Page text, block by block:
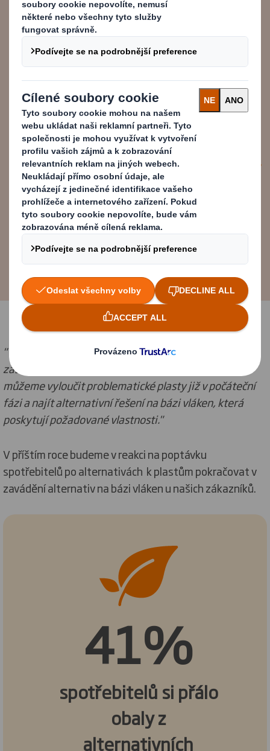
problematických plastů ze svých
výrobků. Pomocí našich Metrik
cirkulárního designu můžeme
snadno ukázat, kde lze plast
nahradit, jak cirkulární jsou jejich
obaly a kde je možné provést
zlepšení.
Samantha Upham
Sustainability Business Partner –
Sales, Marketing & Innovation
"Všech 700 našich designérů bylo vyškoleno v našich
zásadách cirkulárního designu, což znamená, že
můžeme vyloučit problematické plasty již v počáteční
fázi a najít alternativní řešení na bázi vláken, která
poskytují požadované vlastnosti."
V příštím roce budeme v reakci na poptávku
spotřebitelů po alternativách k plastům pokračovat v
zavádění alternativ na bázi vláken u našich zákazníků.
41%
spotřebitelů si přálo
obaly z
alternativních